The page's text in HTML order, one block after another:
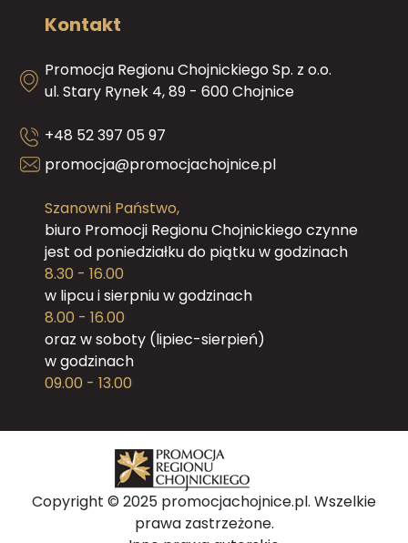
Kontakt
Promocja Regionu Chojnickiego Sp. z o.o.
ul. Stary Rynek 4, 89 - 600 Chojnice
+48 52 397 05 97
promocja@promocjachojnice.pl
Szanowni Państwo,
biuro Promocji Regionu Chojnickiego czynne
jest od poniedziałku do piątku w godzinach
8.30 - 16.00
w lipcu i sierpniu w godzinach
8.00 - 16.00
oraz w soboty (lipiec-sierpień)
w godzinach
09.00 - 13.00
Copyright © 2025 promocjachojnice.pl. Wszelkie
prawa zastrzeżone.